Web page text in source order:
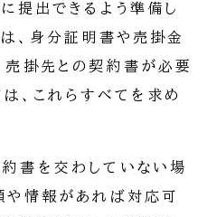
提出できるよう準備し
、身分証明書や売掛金
売掛先との契約書が必要
、これらすべてを求め
書を交わしていない場
や情報があれば対応可